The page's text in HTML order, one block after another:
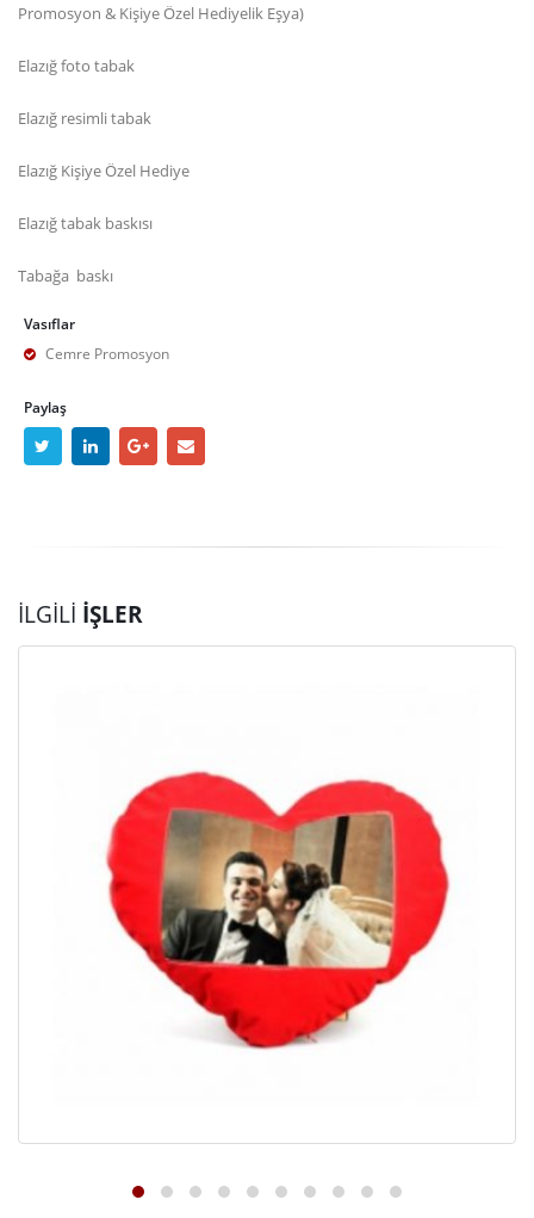
Promosyon & Kişiye Özel Hediyelik Eşya)
Elazığ foto tabak
Elazığ resimli tabak
Elazığ Kişiye Özel Hediye
Elazığ tabak baskısı
Tabağa baskı
Vasıflar
Cemre Promosyon
Paylaş
İLGILI İŞLER